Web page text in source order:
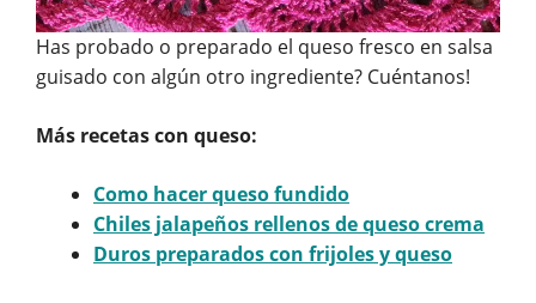
Has probado o preparado el queso fresco en salsa
guisado con algún otro ingrediente? Cuéntanos!
Más recetas con queso:
Como hacer queso fundido
Chiles jalapeños rellenos de queso crema
Duros preparados con frijoles y queso